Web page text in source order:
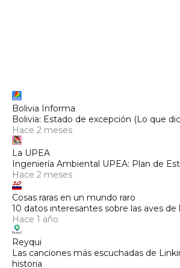
Bolivia Informa
Bolivia: Estado de excepción (Lo que
Hace 2 meses
La UPEA
Ingeniería Ambiental UPEA: Plan de
Hace 2 meses
Cosas raras en un mundo raro
10 datos interesantes sobre las aves de
Hace 1 año
Reyqui
Las canciones más escuchadas de
historia